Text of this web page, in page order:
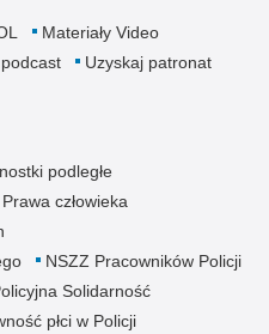
Materiały Video
Uzyskaj patronat
podległe
Prawa człowieka
NSZZ Pracowników Policji
Solidarność
płci w Policji